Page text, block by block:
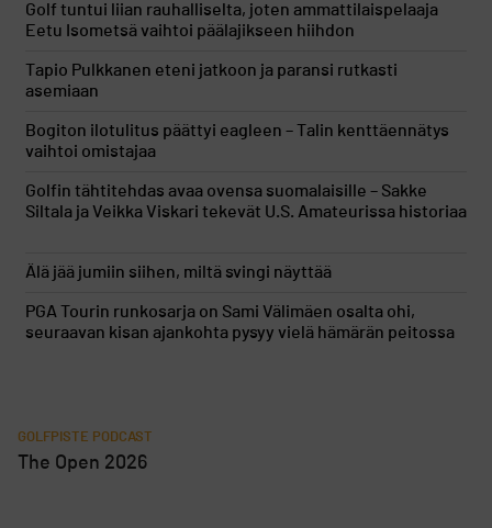
Golf tuntui liian rauhalliselta, joten ammattilaispelaaja
Eetu Isometsä vaihtoi päälajikseen hiihdon
Tapio Pulkkanen eteni jatkoon ja paransi rutkasti
asemiaan
Bogiton ilotulitus päättyi eagleen – Talin kenttäennätys
vaihtoi omistajaa
Golfin tähtitehdas avaa ovensa suomalaisille – Sakke
Siltala ja Veikka Viskari tekevät U.S. Amateurissa historiaa
Älä jää jumiin siihen, miltä svingi näyttää
PGA Tourin runkosarja on Sami Välimäen osalta ohi,
seuraavan kisan ajankohta pysyy vielä hämärän peitossa
GOLFPISTE PODCAST
The Open 2026